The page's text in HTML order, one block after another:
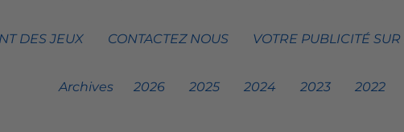
DES JEUX CONTACTEZ NOUS VOTRE PUBLICITÉ
Archives 2026 2025 2024 2023 2022